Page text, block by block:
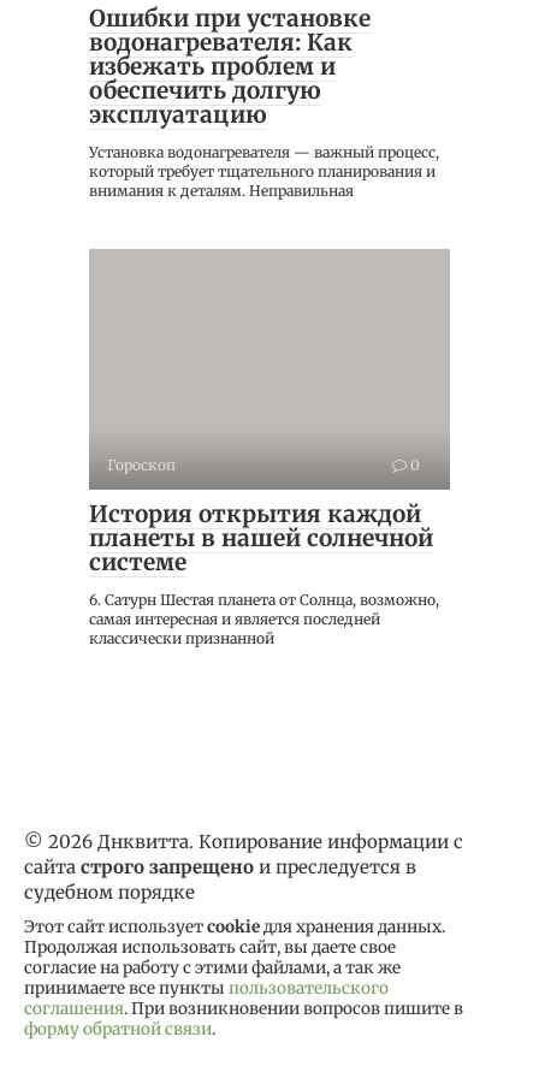
Ошибки при установке
водонагревателя: Как
избежать проблем и
обеспечить долгую
эксплуатацию
Установка водонагревателя — важный процесс,
который требует тщательного планирования и
внимания к деталям. Неправильная
Гороскоп 0
История открытия каждой
планеты в нашей солнечной
системе
6. Сатурн Шестая планета от Солнца, возможно,
самая интересная и является последней
классически признанной
© 2026 Днквитта. Копирование информации с
сайта строго запрещено и преследуется в
судебном порядке
Этот сайт используетcookieдля хранения данных.
Продолжая использовать сайт, вы даете свое
согласие на работу с этими файлами, а так же
принимаете все пункты пользовательского
соглашения. При возникновении вопросов пишите в
форму обратной связи.